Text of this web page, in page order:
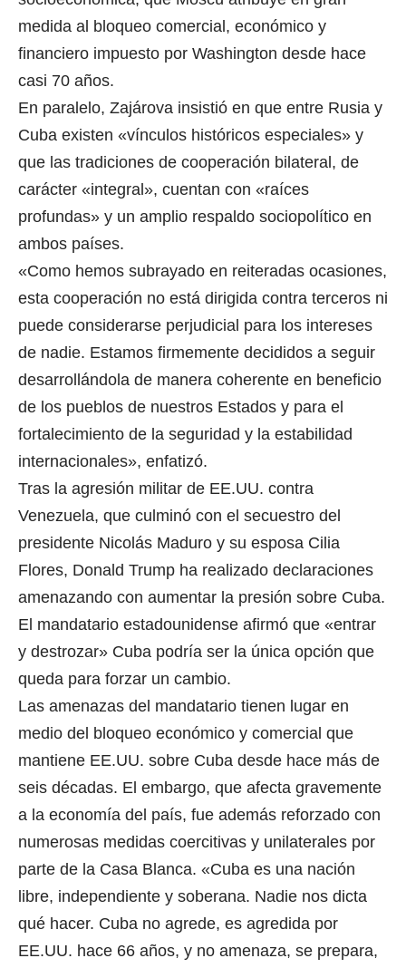
medida al bloqueo comercial, económico y
financiero impuesto por Washington desde hace
casi 70 años.
En paralelo, Zajárova insistió en que entre Rusia y
Cuba existen «vínculos históricos especiales» y
que las tradiciones de cooperación bilateral, de
carácter «integral», cuentan con «raíces
profundas» y un amplio respaldo sociopolítico en
ambos países.
«Como hemos subrayado en reiteradas ocasiones,
esta cooperación no está dirigida contra terceros ni
puede considerarse perjudicial para los intereses
de nadie. Estamos firmemente decididos a seguir
desarrollándola de manera coherente en beneficio
de los pueblos de nuestros Estados y para el
fortalecimiento de la seguridad y la estabilidad
internacionales», enfatizó.
Tras la agresión militar de EE.UU. contra
Venezuela, que culminó con el secuestro del
presidente Nicolás Maduro y su esposa Cilia
Flores, Donald Trump ha realizado declaraciones
amenazando con aumentar la presión sobre Cuba.
El mandatario estadounidense afirmó que «entrar
y destrozar» Cuba podría ser la única opción que
queda para forzar un cambio.
Las amenazas del mandatario tienen lugar en
medio del bloqueo económico y comercial que
mantiene EE.UU. sobre Cuba desde hace más de
seis décadas. El embargo, que afecta gravemente
a la economía del país, fue además reforzado con
numerosas medidas coercitivas y unilaterales por
parte de la Casa Blanca. «Cuba es una nación
libre, independiente y soberana. Nadie nos dicta
qué hacer. Cuba no agrede, es agredida por
EE.UU. hace 66 años, y no amenaza, se prepara,